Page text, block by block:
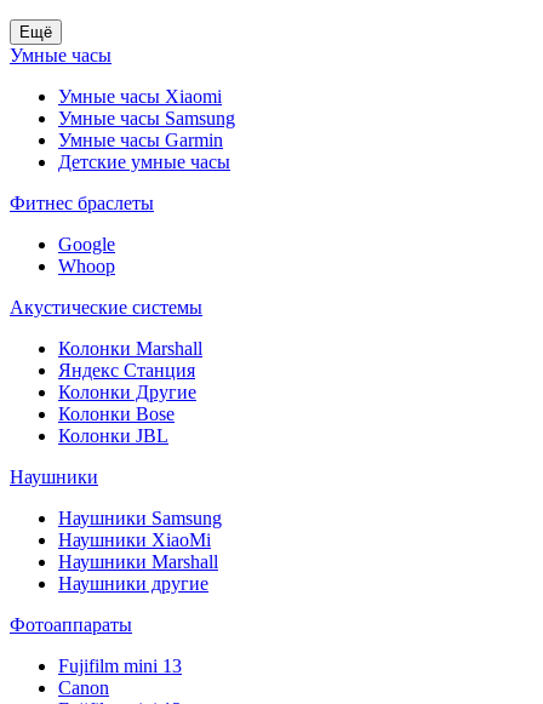
Ещё
Умные часы
Умные часы Xiaomi
Умные часы Samsung
Умные часы Garmin
Детские умные часы
Фитнес браслеты
Google
Whoop
Акустические системы
Колонки Marshall
Яндекс Станция
Колонки Другие
Колонки Bose
Колонки JBL
Наушники
Наушники Samsung
Наушники XiaoMi
Наушники Marshall
Наушники другие
Фотоаппараты
Fujifilm mini 13
Canon